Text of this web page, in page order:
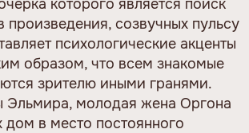
которого является поиск
произведения, созвучных пульсу
психологические акценты
образом, что всем знакомые
зрителю иными гранями.
Эльмира, молодая жена Оргона
дом в место постоянного